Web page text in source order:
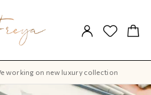
We working on new luxury collection